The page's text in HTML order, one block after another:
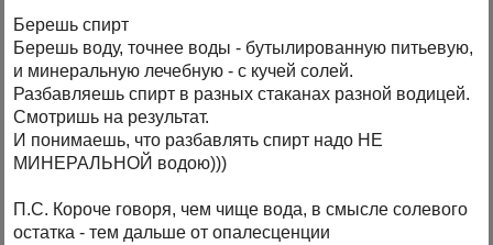
Берешь спирт
Берешь воду, точнее воды - бутылированную питьевую,
и минеральную лечебную - с кучей солей.
Разбавляешь спирт в разных стаканах разной водицей.
Смотришь на результат.
И понимаешь, что разбавлять спирт надо НЕ
МИНЕРАЛЬНОЙ водою)))
П.С. Короче говоря, чем чище вода, в смысле солевого
остатка - тем дальше от опалесценции